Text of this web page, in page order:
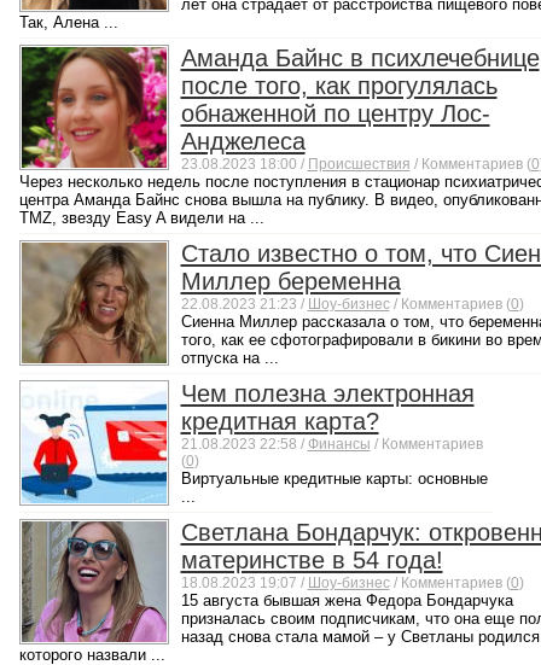
лет она страдает от расстройства пищевого
Так, Алена ...
Аманда Байнс в психлечебнице
после того, как прогулялась
обнаженной по центру Лос-
Анджелеса
23.08.2023 18:00 / Происшествия / Комментариев (0
Через несколько недель после поступления в стационар
центра Аманда Байнс снова вышла на публику. В видео,
TMZ, звезду Easy A видели на ...
Стало известно о том, что
Миллер беременна
22.08.2023 21:23 / Шоу-бизнес/ Комментариев (0)
Сиенна Миллер рассказала о том, что
того, как ее сфотографировали в бикини во
отпуска на ...
Чем полезна электронная
кредитная карта?
21.08.2023 22:58 / Финансы / Комментариев
(0)
Виртуальные кредитные карты: основные
...
Светлана Бондарчук:
материнстве в 54 года!
18.08.2023 19:07 / Шоу-бизнес/ Комментариев (0)
15 августа бывшая жена Федора Бондарчука
призналась своим подписчикам, что она еще
назад снова стала мамой – у Светланы
которого назвали ...